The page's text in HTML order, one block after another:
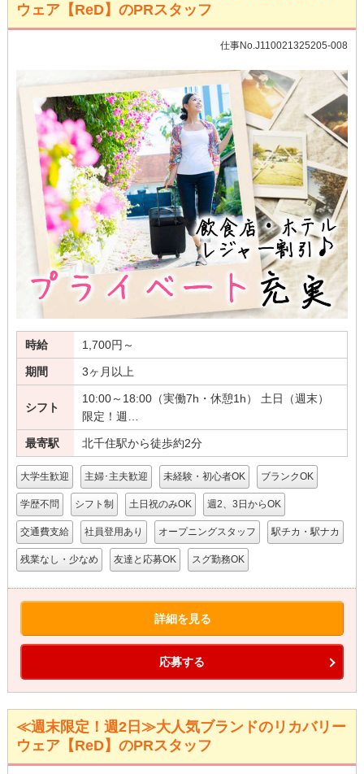
ウェア【ReD】のPRスタッフ
仕事No.J110021325205-008
時給 1,700円～
期間 3ヶ月以上
シフト
10:00～18:00（実働7h・休憩1h） 土日（週末）
限定！週…
最寄駅 北千住駅から徒歩約2分
大学生歓迎 主婦･主夫歓迎 未経験・初心者OK ブランクOK
学歴不問 シフト制 土日祝のみOK 週2、3日からOK
交通費支給 社員登用あり オープニングスタッフ 駅チカ・駅ナカ
残業なし・少なめ 友達と応募OK スグ勤務OK
詳細を見る
応募する
≪週末限定！週2日≫大人気ブランドのリカバリー
ウェア【ReD】のPRスタッフ